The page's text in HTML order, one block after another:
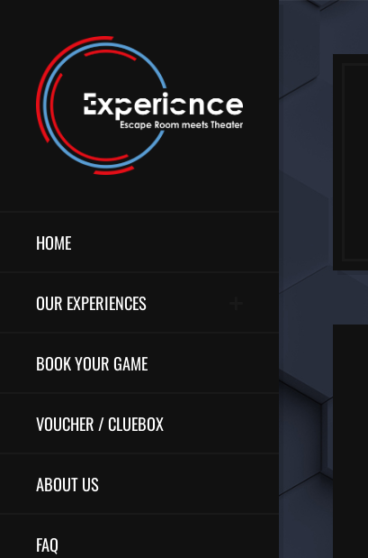
HOME
OUR EXPERIENCES
BOOK YOUR GAME
VOUCHER / CLUEBOX
ABOUT US
FAQ